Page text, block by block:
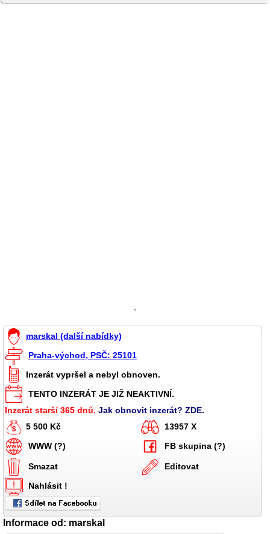
`
marskal (další nabídky)
Praha-východ, PSČ: 25101
Inzerát vypršel a nebyl obnoven.
TENTO INZERÁT JE JIŽ NEAKTIVNÍ.
Inzerát starší 365 dnů. Jak obnovit inzerát? ZDE.
5 500 Kč
13957 X
WWW (?)
FB skupina (?)
Smazat
Editovat
Nahlásit !
Informace od: marskal